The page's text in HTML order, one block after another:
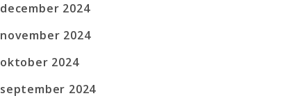
december 2024
november 2024
oktober 2024
september 2024